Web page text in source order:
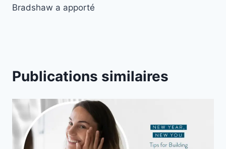
Bradshaw a apporté
Publications similaires